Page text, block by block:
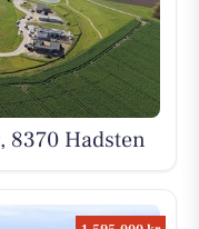
8370 Hadsten